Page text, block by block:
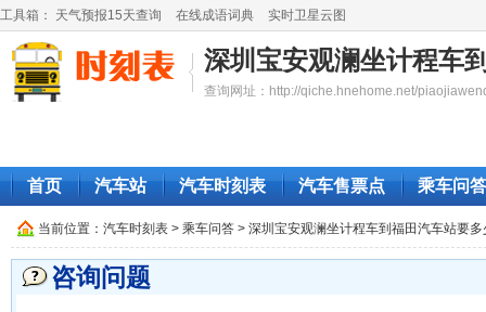
工具箱： 天气预报15天查询 在线成语词典 实时卫星云图
深圳宝安观澜坐计程车
查询网址：http://qiche.hnehome.net/
首页 汽车站 汽车时刻表 汽车售票点 乘车问答
当前位置： 汽车时刻表 > 乘车问答 > 深圳宝安观澜坐计程车到福田汽车站要
咨询问题